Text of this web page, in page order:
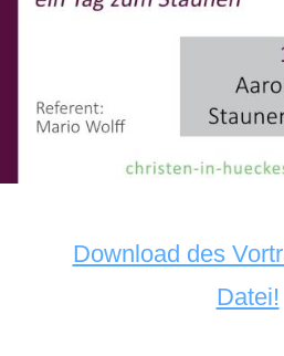
Download des
Datei!